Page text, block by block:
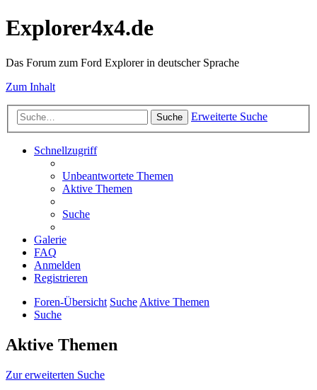
Explorer4x4.de
Das Forum zum Ford Explorer in deutscher Sprache
Zum Inhalt
Suche Erweiterte Suche
Schnellzugriff
Unbeantwortete Themen
Aktive Themen
Suche
Galerie
FAQ
Anmelden
Registrieren
Foren-Übersicht SucheAktive Themen
Suche
Aktive Themen
Zur erweiterten Suche